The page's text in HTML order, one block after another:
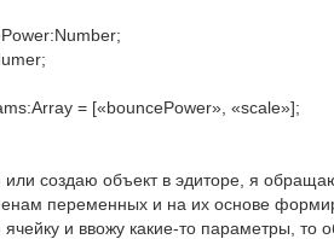
= [«bouncePower», «scale»];
создаю объект в эдиторе, я
переменных и на их основе
и ввожу какие-то параметры, то